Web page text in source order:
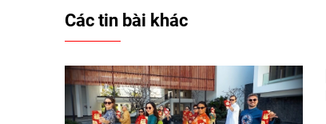
Các tin bài khác